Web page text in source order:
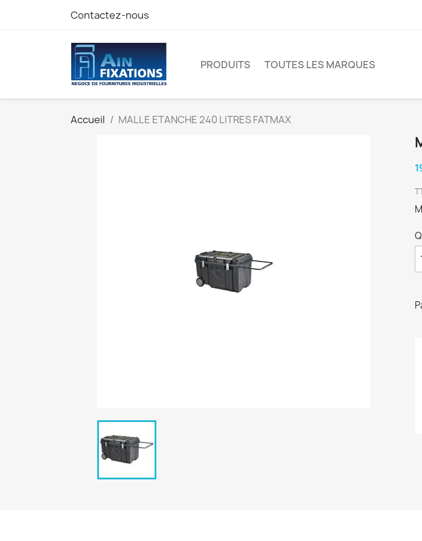
Contactez-nous
PRODUITS TOUTES LES MARQUES
Accueil MALLE ETANCHE 240 LITRES FATMAX